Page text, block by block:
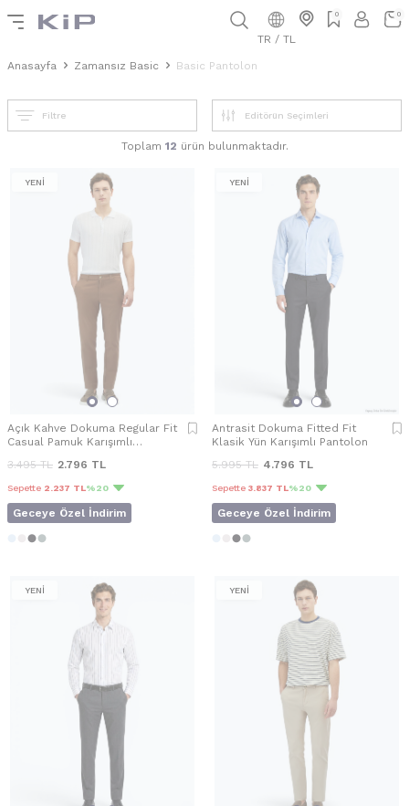
TR / TL
0 0
Anasayfa Zamansız Basic Basic Pantolon
Filtre
Toplam 12 ürün bulunmaktadır.
YENİ
Açık Kahve Dokuma Regular Fit
Casual Pamuk Karışımlı
3.495TL 2.796 TL
Sepette 2.237 TL%20
Geceye Özel İndirim
YENİ
Antrasit Dokuma Fitted Fit
Klasik Yün Karışımlı Pantolon
5.995TL 4.796 TL
Sepette 3.837 TL%20
Geceye Özel İndirim
YENİ YENİ